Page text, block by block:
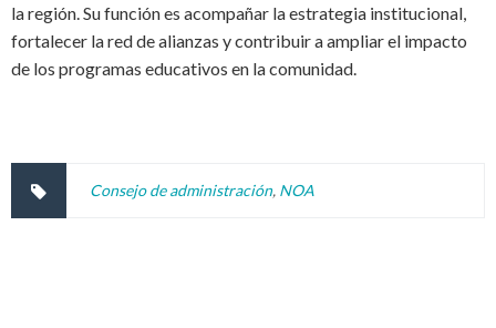
la región. Su función es acompañar la estrategia institucional,
fortalecer la red de alianzas y contribuir a ampliar el impacto
de los programas educativos en la comunidad.
Consejo de administración, NOA